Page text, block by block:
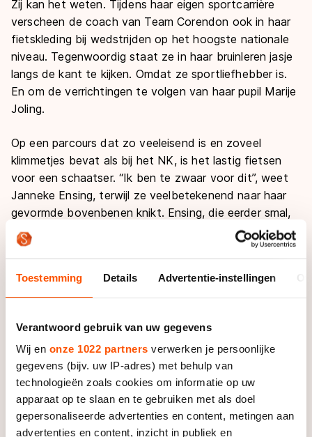
Toestemming Details Advertentie-instellingen
Verantwoord gebruik van uw gegevens
Wij en onze 1022 partners verwerken je persoonlijke
gegevens (bijv. uw IP-adres) met behulp van
technologieën zoals cookies om informatie op uw
apparaat op te slaan en te gebruiken met als doel
gepersonaliseerde advertenties en content, metingen aan
advertenties en content, inzicht in publiek en
Zij kan het weten. Tijdens haar eigen sportcarrière
verscheen de coach van Team Corendon ook in haar
fietskleding bij wedstrijden op het hoogste nationale
niveau. Tegenwoordig staat ze in haar bruinleren jasje
langs de kant te kijken. Omdat ze sportliefhebber is.
En om de verrichtingen te volgen van haar pupil Marije
Joling.
Op een parcours dat zo veeleisend is en zoveel
klimmetjes bevat als bij het NK, is het lastig fietsen
voor een schaatser. “Ik ben te zwaar voor dit”, weet
Janneke Ensing, terwijl ze veelbetekenend naar haar
gevormde bovenbenen knikt. Ensing, die eerder smal,
en afgetraind te noemen is dan slank, meet 173
centimeter en weegt slechts rond de 64 kilo. Dat is
Marianne Vos. Kilo’s tellen bij het klimmen. En
gespierde schaatsbenen zijn daarbij ballast.
“In vlakke koersen kunnen schaatsers makkelijker mee”,
weet Groenewold. Een criterium is volgens
Groenewold bijvoorbeeld uitermate geschikt voor een
schaatser. Op een vlak parcours kan een atleet vaak
meer vermogen kwijt. “Anderhalf uur lang alleen maar
die plaat rondrijden”, zegt Groenewold enthousiast. “Ik